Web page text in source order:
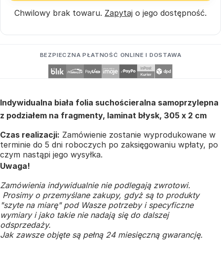
Chwilowy brak towaru. Zapytaj o jego dostępność.
BEZPIECZNA PŁATNOŚĆ ONLINE I DOSTAWA
Indywidualna biała folia suchościeralna samoprzylepna
z podziałem na fragmenty, laminat błysk, 305 x 2 cm
Czas realizacji: Zamówienie zostanie wyprodukowane w
terminie do 5 dni roboczych po zaksięgowaniu wpłaty, po
czym nastąpi jego wysyłka.
Uwaga!
Zamówienia indywidualnie nie podlegają zwrotowi.
Prosimy o przemyślane zakupy, gdyż są to produkty
"szyte na miarę" pod Wasze potrzeby i specyficzne
wymiary i jako takie nie nadają się do dalszej
odsprzedaży.
Jak zawsze objęte są pełną 24 miesięczną gwarancję.